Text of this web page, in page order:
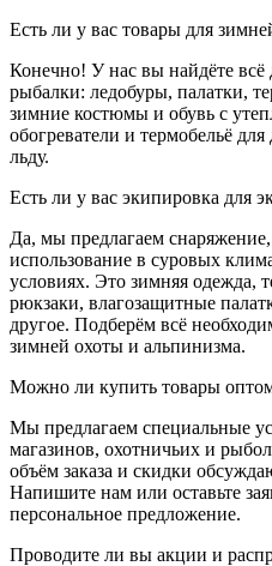
Есть ли у вас товары для
Конечно! У нас вы найдёте
рыбалки: ледобуры, палатки,
зимние костюмы и обувь с
обогреватели и термобельё
льду.
Есть ли у вас экипировка для
Да, мы предлагаем
использование в суровых
условиях. Это зимняя одежда,
рюкзаки, влагозащитные
другое. Подберём всё
зимней охоты и альпинизма.
Можно ли купить товары
Мы предлагаем специальные
магазинов, охотничьих и
объём заказа и скидки
Напишите нам или оставьте
персональное предложение.
Проводите ли вы акции и